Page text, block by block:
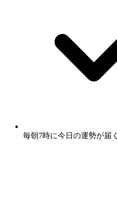
毎朝7時に今日の運勢が届く